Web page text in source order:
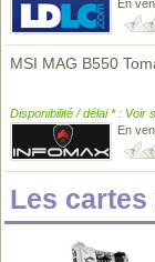
En
MSI MAG B550
Disponibilité / délai * : Voir
En
Les cartes